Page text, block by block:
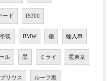
ード IS300
装 BMW 傷 輸入車
ル 黒 ミライ 雹東京
プリウス ルーフ黒